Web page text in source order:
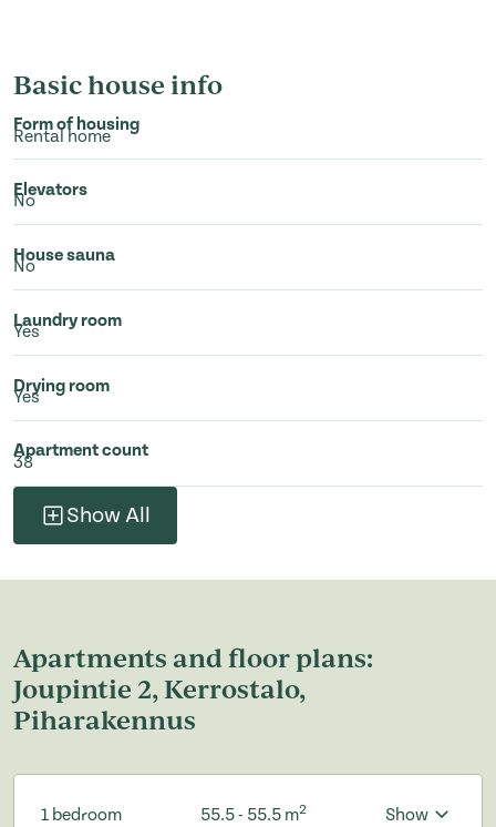
Basic house info
Form of housing
Rental home
Elevators
No
House sauna
No
Laundry room
Yes
Drying room
Yes
Apartment count
38
Show All
Apartments and floor plans:
Joupintie 2, Kerrostalo,
Piharakennus
1 bedroom 55.5 - 55.5 m2 Show